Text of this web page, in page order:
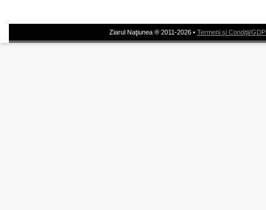
Ziarul Naţiunea ® 2011-2026 • Termeni şi Condiţii/